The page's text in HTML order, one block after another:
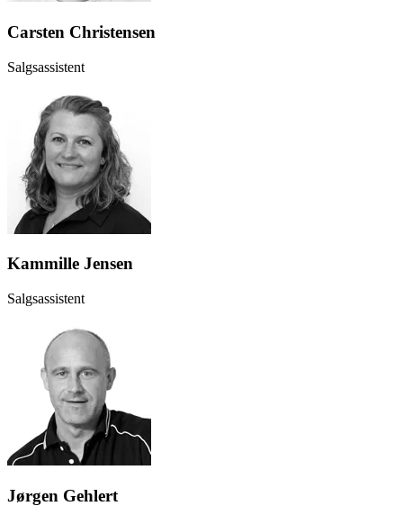
Carsten Christensen
Salgsassistent
Kammille Jensen
Salgsassistent
Jørgen Gehlert